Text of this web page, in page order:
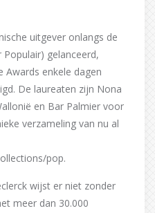
uitgever onlangs de
gelanceerd,
Awards enkele dagen
De laureaten zijn Nona
en Bar Palmier voor
verzameling van nu al
pop.
wijst er niet zonder
meer dan 30.000